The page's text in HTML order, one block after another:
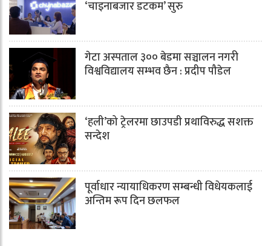
‘चाइनाबजार डटकम’ सुरु
गेटा अस्पताल ३०० बेडमा सञ्चालन नगरी
विश्वविद्यालय सम्भव छैन : प्रदीप पौडेल
‘हली’को ट्रेलरमा छाउपडी प्रथाविरुद्ध सशक्त
सन्देश
पूर्वाधार न्यायाधिकरण सम्बन्धी विधेयकलाई
अन्तिम रूप दिन छलफल